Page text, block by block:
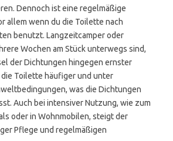
Dennoch ist eine regelmäßige
allem wenn du die Toilette nach
benutzt. Langzeitcamper oder
Wochen am Stück unterwegs sind,
der Dichtungen hingegen ernster
Toilette häufiger und unter
was die Dichtungen
Auch bei intensiver Nutzung, wie zum
oder in Wohnmobilen, steigt der
Pflege und regelmäßigen